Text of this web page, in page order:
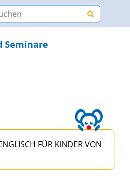
Seminare
FÜR KINDER VON